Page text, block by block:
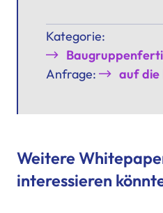
Kategorie:
Anfrage:
auf die
Weitere
interessieren